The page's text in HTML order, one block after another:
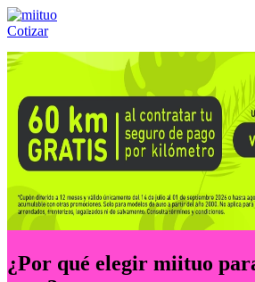
Cotizar
Llámanos al:(55) 84-21-05-00 ó
¿Por qué elegir miituo